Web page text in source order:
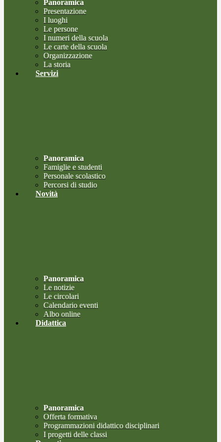
Panoramica
Presentazione
I luoghi
Le persone
I numeri della scuola
Le carte della scuola
Organizzazione
La storia
Servizi
Panoramica
Famiglie e studenti
Personale scolastico
Percorsi di studio
Novità
Panoramica
Le notizie
Le circolari
Calendario eventi
Albo online
Didattica
Panoramica
Offerta formativa
Programmazioni didattico disciplinari
I progetti delle classi